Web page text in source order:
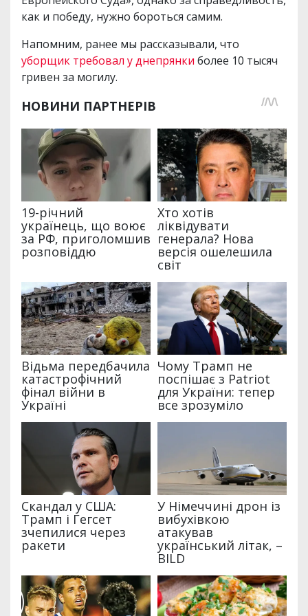
как и победу, нужно бороться самим.
Напомним, ранее мы рассказывали, что
уборщик требовал у днепрянки более 10 тысяч
гривен за могилу.